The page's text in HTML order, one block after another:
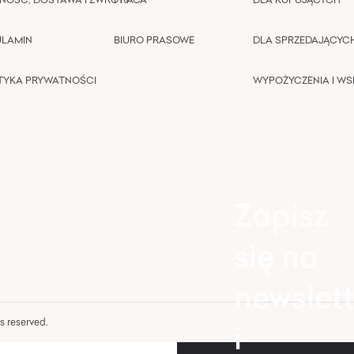
PRYWATNOŚCI
BIURO PRASOWE DLA
WYPOŻYCZENIA I
reserved.
i